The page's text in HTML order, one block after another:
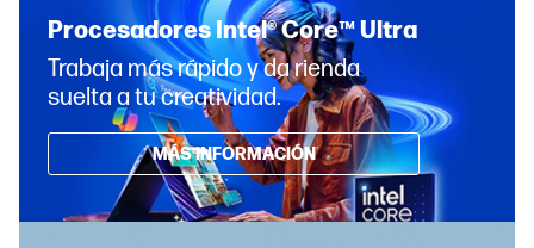
Procesadores Intel® Core™ Ultra
Trabaja más rápido y da rienda
suelta a tu creatividad.
MÁS INFORMACIÓN